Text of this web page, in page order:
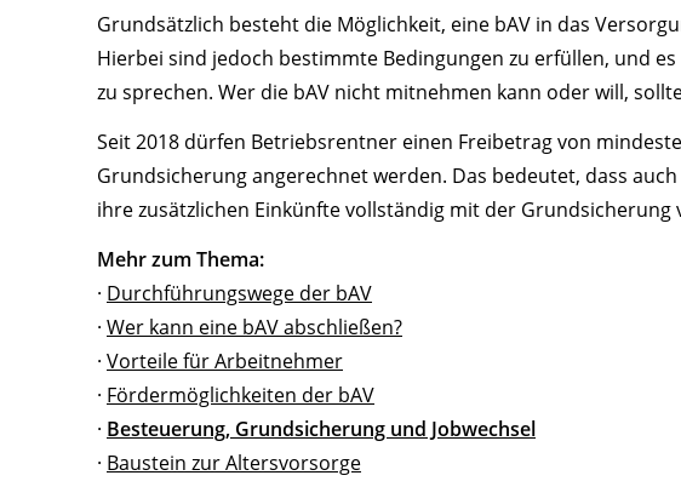
Grundsätzlich besteht die Möglichkeit, eine bAV in das
Hierbei sind jedoch bestimmte Bedingungen zu erfüllen, und
zu sprechen. Wer die bAV nicht mitnehmen kann oder will,
Seit 2018 dürfen Betriebsrentner einen Freibetrag von
Grundsicherung angerechnet werden. Das bedeutet, dass
ihre zusätzlichen Einkünfte vollständig mit der Grundsicherung
Mehr zum Thema:
· Durchführungswege der bAV
· Wer kann eine bAV abschließen?
· Vorteile für Arbeitnehmer
· Fördermöglichkeiten der bAV
· Besteuerung, Grundsicherung und Jobwechsel
· Baustein zur Altersvorsorge